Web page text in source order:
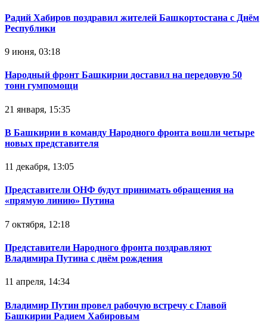
Радий Хабиров поздравил жителей Башкортостана с Днём
Республики
9 июня, 03:18
Народный фронт Башкирии доставил на передовую 50
тонн гумпомощи
21 января, 15:35
В Башкирии в команду Народного фронта вошли четыре
новых представителя
11 декабря, 13:05
Представители ОНФ будут принимать обращения на
«прямую линию» Путина
7 октября, 12:18
Представители Народного фронта поздравляют
Владимира Путина с днём рождения
11 апреля, 14:34
Владимир Путин провел рабочую встречу с Главой
Башкирии Радием Хабировым